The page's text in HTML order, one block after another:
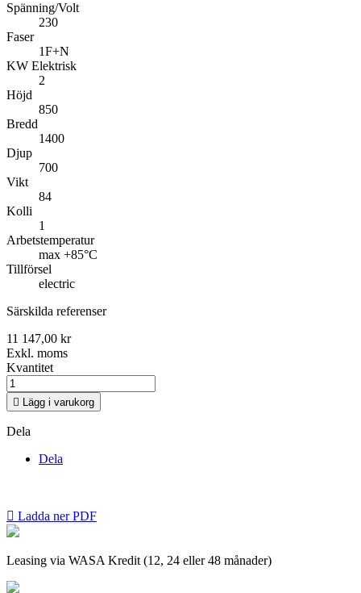
Spänning/Volt
230
Faser
1F+N
KW Elektrisk
2
Höjd
850
Bredd
1400
Djup
700
Vikt
84
Kolli
1
Arbetstemperatur
max +85°C
Tillförsel
electric
Särskilda referenser
11 147,00 kr
Exkl. moms
Kvantitet
 Lägg i varukorg
Dela
Dela
 Ladda ner PDF
Leasing via WASA Kredit (12, 24 eller 48 månader)